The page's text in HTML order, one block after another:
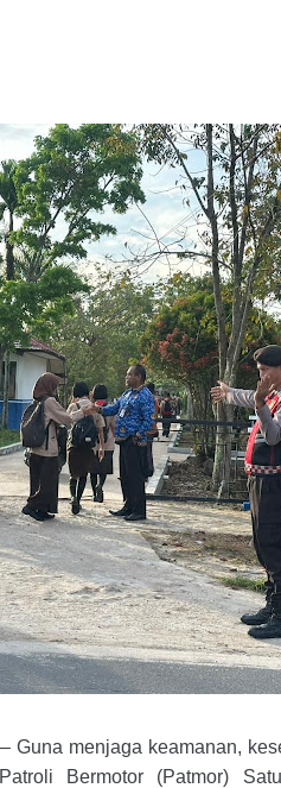
– Guna menjaga keamanan,
Bermotor (Patmor)